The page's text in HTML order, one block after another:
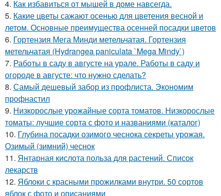
4. Как избавиться от мышей в доме навсегда.
5. Какие цветы сажают осенью для цветения весной и
летом. Основные преимущества осенней посадки цветов
6. Гортензия Мега Минди метельчатая. Гортензия
метельчатая (Hydrangea paniculata `Mega Mindy`)
7. Работы в саду в августе на урале. Работы в саду и
огороде в августе: что нужно сделать?
8. Самый дешевый забор из профлиста. Экономим
профнастил
9. Низкорослые урожайные сорта томатов. Низкорослые
томаты: лучшие сорта с фото и названиями (каталог)
10. Глубина посадки озимого чеснока секреты урожая.
Озимый (зимний) чеснок
11. Янтарная кислота польза для растений. Список
лекарств
12. Яблоки с красными прожилками внутри. 50 сортов
яблок с фото и описаниями